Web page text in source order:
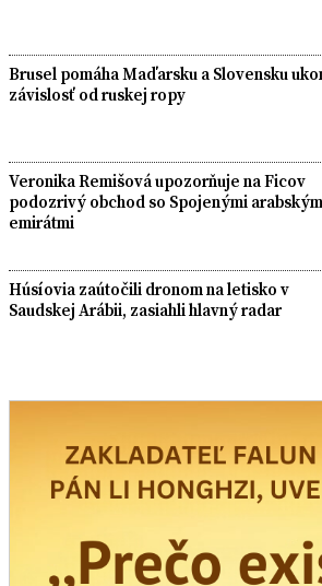
Brusel pomáha Maďarsku a Slovensku
závislosť od ruskej ropy
Veronika Remišová upozorňuje na Ficov
podozrivý obchod so Spojenými
emirátmi
Húsíovia zaútočili dronom na letisko v
Saudskej Arábii, zasiahli hlavný radar